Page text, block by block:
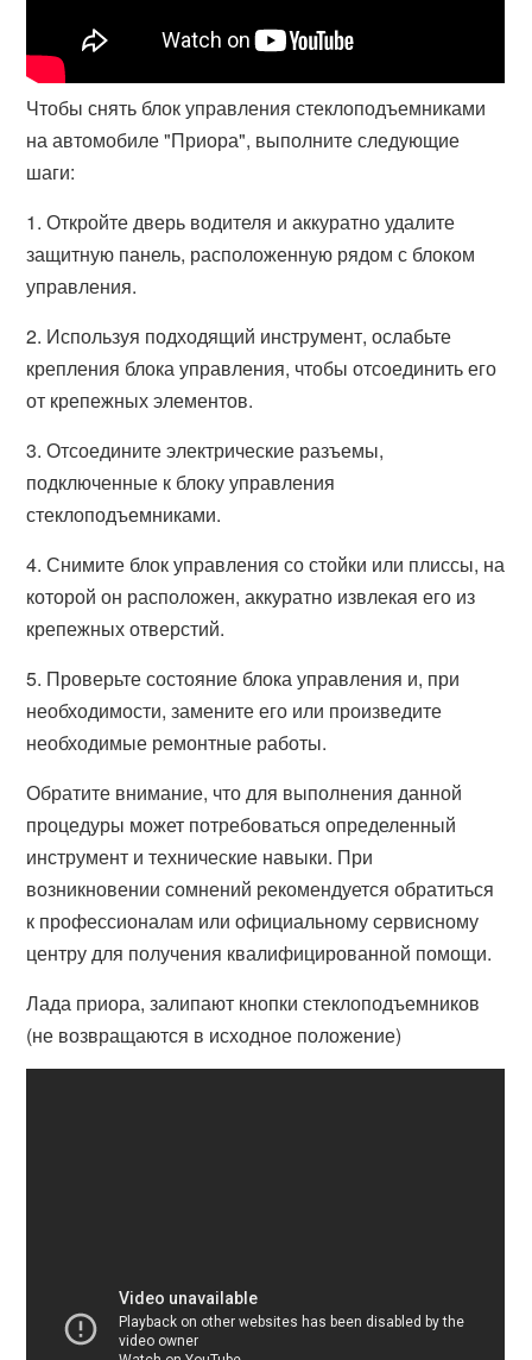
Чтобы снять блок управления стеклоподъемниками
на автомобиле "Приора", выполните следующие
шаги:
1. Откройте дверь водителя и аккуратно удалите
защитную панель, расположенную рядом с блоком
управления.
2. Используя подходящий инструмент, ослабьте
крепления блока управления, чтобы отсоединить его
от крепежных элементов.
3. Отсоедините электрические разъемы,
подключенные к блоку управления
стеклоподъемниками.
4. Снимите блок управления со стойки или плиссы, на
которой он расположен, аккуратно извлекая его из
крепежных отверстий.
5. Проверьте состояние блока управления и, при
необходимости, замените его или произведите
необходимые ремонтные работы.
Обратите внимание, что для выполнения данной
процедуры может потребоваться определенный
инструмент и технические навыки. При
возникновении сомнений рекомендуется обратиться
к профессионалам или официальному сервисному
центру для получения квалифицированной помощи.
Лада приора, залипают кнопки стеклоподъемников
(не возвращаются в исходное положение)